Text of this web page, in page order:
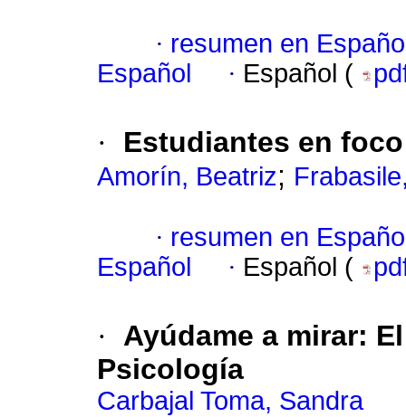
· resumen en
Español
· Español (
· Estudiantes en
Amorín, Beatriz;
· resumen en
Español
· Español (
·
Ayúdame a mirar:
Psicología
Carbajal Toma, Sandra